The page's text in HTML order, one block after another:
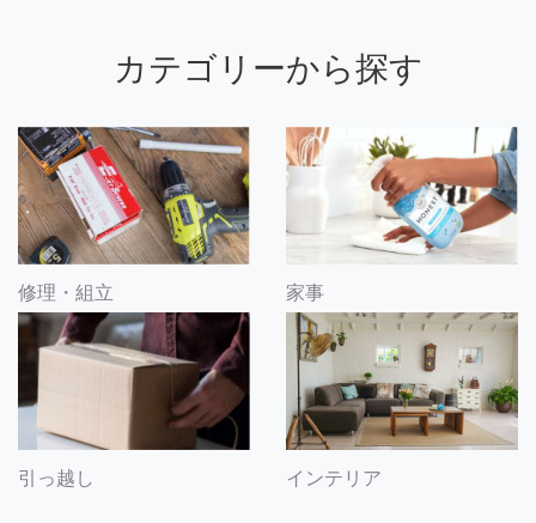
カテゴリーから探す
修理・組立 家事
引っ越し インテリア